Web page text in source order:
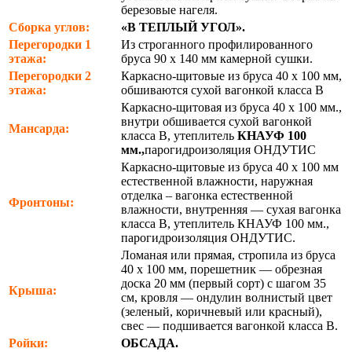
березовые нагеля.
Сборка углов:
«В ТЕПЛЫЙ УГОЛ».
Перегородки 1
этажа:
Из строганного профилированного
бруса 90 х 140 мм камерной сушки.
Перегородки 2
этажа:
Каркасно-щитовые из бруса 40 х 100 мм,
обшиваются сухой вагонкой класса В
Мансарда:
Каркасно-щитовая из бруса 40 х 100 мм.,
внутри обшивается сухой вагонкой
класса В, утеплитель КНАУФ 100
мм.,парогидроизоляция ОНДУТИС
Фронтоны:
Каркасно-щитовые из бруса 40 х 100 мм
естественной влажности, наружная
отделка – вагонка естественной
влажности, внутренняя — сухая вагонка
класса В, утеплитель КНАУФ 100 мм.,
парогидроизоляция ОНДУТИС.
Крыша:
Ломаная или прямая, стропила из бруса
40 х 100 мм, порешетник — обрезная
доска 20 мм (первый сорт) с шагом 35
см, кровля — ондулин волнистый цвет
(зеленый, коричневый или красный),
свес — подшивается вагонкой класса В.
Ройки:
ОБСАДА.